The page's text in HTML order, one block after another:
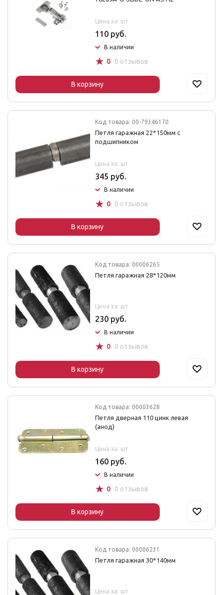
Цена за: шт
110 руб.
В наличии
☆ 0 0 отзывов
В корзину
Код товара: 00-79346170
Петля гаражная 22*150мм с
подшипником
Цена за: шт
345 руб.
В наличии
☆ 0 0 отзывов
В корзину
Код товара: 00006265
Петля гаражная 28*120мм
Цена за: шт
230 руб.
В наличии
☆ 0 0 отзывов
В корзину
Код товара: 00003628
Петля дверная 110 цинк левая
(анод)
Цена за: шт
160 руб.
В наличии
☆ 0 0 отзывов
В корзину
Код товара: 00006231
Петля гаражная 30*140мм
Цена за: шт